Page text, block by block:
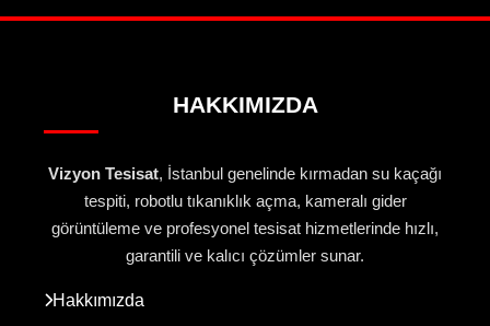
HAKKIMIZDA
Vizyon Tesisat, İstanbul genelinde kırmadan su kaçağı
tespiti, robotlu tıkanıklık açma, kameralı gider
görüntüleme ve profesyonel tesisat hizmetlerinde hızlı,
garantili ve kalıcı çözümler sunar.
Hakkımızda